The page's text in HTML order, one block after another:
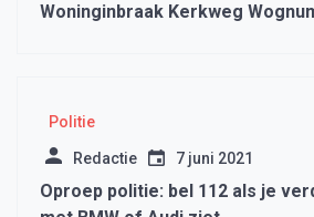
Woninginbraak Kerkweg
Politie
Redactie 7 juni 2021
Oproep politie: bel 112 als je